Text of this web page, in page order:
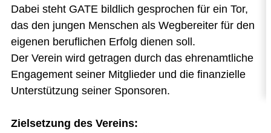
Dabei steht GATE bildlich gesprochen für ein Tor,
das den jungen Menschen als Wegbereiter für den
eigenen beruflichen Erfolg dienen soll.
Der Verein wird getragen durch das ehrenamtliche
Engagement seiner Mitglieder und die finanzielle
Unterstützung seiner Sponsoren.
Zielsetzung des Vereins: